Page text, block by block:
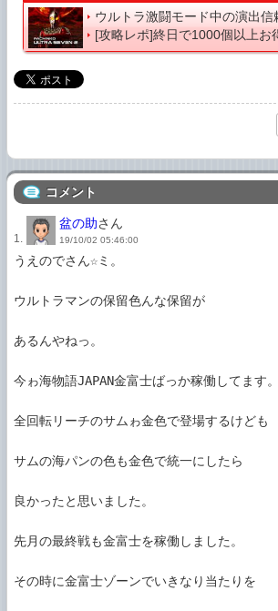
ウルトラ激闘モード中の演出信
[攻略レポ]終日で1000個以上お
コメント
1.
盆の助さん
19/10/02 05:46:00
うえのでさん☆ミ。
ウルトラマンの保留色んな保留が
あるんやねっ。
今ゎ海物語JAPAN金富士ばっか稼働してます。
全回転リーチのサムゎ金色で登場するけども
サムの海パンの色も金色で統一にしたら
良かったと思いました。
先月の最終戦も金富士を稼働しました。
その時に金富士ゾーンでいきなり当たりを